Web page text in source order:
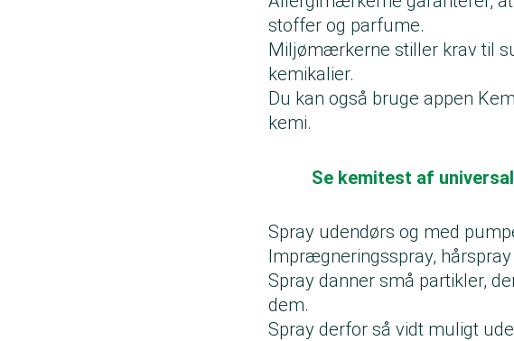
stoffer og parfume.
Miljømærkerne stiller krav til
kemikalier.
Du kan også bruge appen
kemi.
Se kemitest af
Spray udendørs og med
Imprægneringsspray,
Spray danner små partikler,
dem.
Spray derfor så vidt muligt